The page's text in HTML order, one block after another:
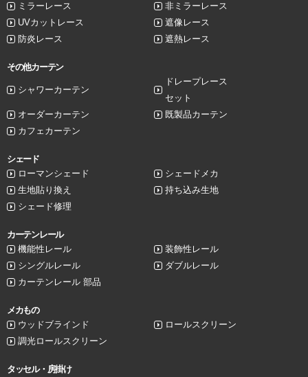
ミラーレース
非ミラーレース
UVカットレース
遮像レース
防炎レース
遮熱レース
その他カーテン
シャワーカーテン
ドレープレース
セット
オーダーカーテン
既製品カーテン
カフェカーテン
シェード
ローマンシェード
シェードメカ
生地貼り換え
持ち込み生地
シェード修理
カーテンレール
機能性レール
装飾性レール
シングルレール
ダブルレール
カーテンレール 部品
メカもの
ウッドブラインド
ロールスクリーン
調光ロールスクリーン
タッセル・房掛け